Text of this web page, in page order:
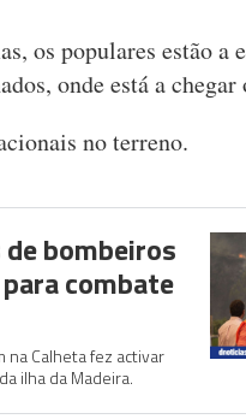
os populares estão a
onde está a chegar
no terreno.
bombeiros
combate
na Calheta fez activar
ilha da Madeira.